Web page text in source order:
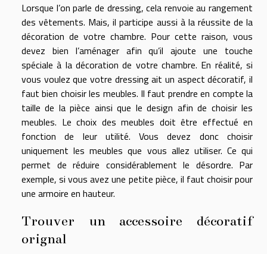
Lorsque l’on parle de dressing, cela renvoie au rangement
des vêtements. Mais, il participe aussi à la réussite de la
décoration de votre chambre. Pour cette raison, vous
devez bien l’aménager afin qu’il ajoute une touche
spéciale à la décoration de votre chambre. En réalité, si
vous voulez que votre dressing ait un aspect décoratif, il
faut bien choisir les meubles. Il faut prendre en compte la
taille de la pièce ainsi que le design afin de choisir les
meubles. Le choix des meubles doit être effectué en
fonction de leur utilité. Vous devez donc choisir
uniquement les meubles que vous allez utiliser. Ce qui
permet de réduire considérablement le désordre. Par
exemple, si vous avez une petite pièce, il faut choisir pour
une armoire en hauteur.
Trouver un accessoire décoratif
orignal